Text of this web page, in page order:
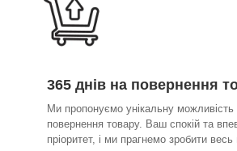
365 днів на повернення
Ми пропонуємо унікальну можливість
повернення товару. Ваш спокій та
пріоритет, і ми прагнемо зробити весь